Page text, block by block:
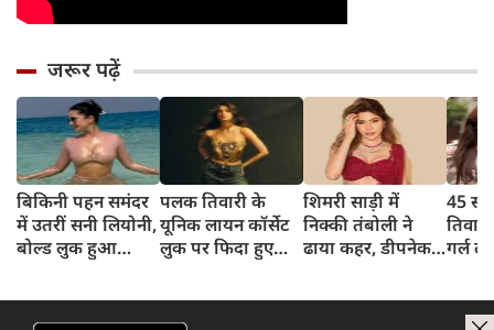
जरूर पढ़ें
बिकिनी पहन समंदर
में उतरीं सनी लियोनी,
बोल्ड लुक हुआ
पलक तिवारी के
यूनिक लायन कॉर्सेट
लुक पर फिदा हुए
शिमरी साड़ी में
निक्की तंबोली ने
ढाया कहर, डीपनेक
45
गर्ल